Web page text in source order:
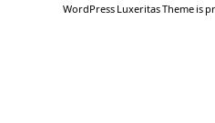
WordPress Luxeritas Theme is